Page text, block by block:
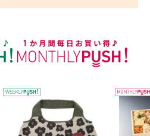
WEEKLY PUSH